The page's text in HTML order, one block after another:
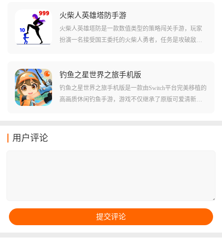
不及拆除发生爆炸,则闯关失败。
通过帮美食洗澡、换装、装饰等互动，孩子能自然而然
地认识食材，了解食物的制作过程，并建立起对食物的
初步认知。
火柴人英雄塔防手游
火柴人英雄塔防是一款数值类型的策略闯关手游，玩家
扮演一名接受国王委托的火柴人勇者，任务是攻破敌军
数字，你必须像玩大鱼吃小鱼一样，精准计算每一次进
攻，才能在这场关于数字的游戏中存活下去。
钓鱼之星世界之旅手机版
钓鱼之星世界之旅手机版是一款由Switch平台完美移植的
高画质休闲钓鱼手游，游戏不仅继承了原版可爱清新的
用户评论